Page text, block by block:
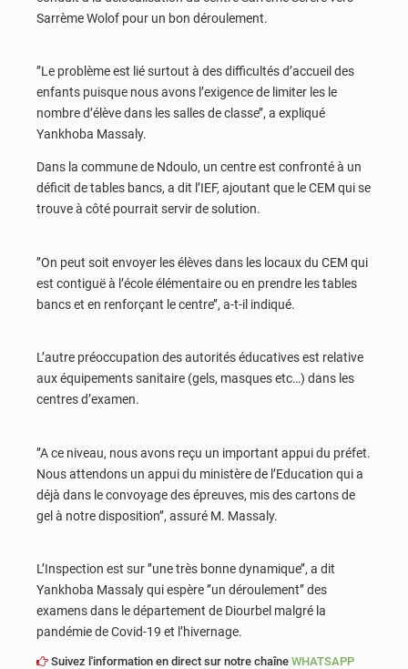
Sarrème Wolof pour un bon déroulement.
’’Le problème est lié surtout à des difficultés d’accueil des
enfants puisque nous avons l’exigence de limiter les le
nombre d’élève dans les salles de classe’’, a expliqué
Yankhoba Massaly.
Dans la commune de Ndoulo, un centre est confronté à un
déficit de tables bancs, a dit l’IEF, ajoutant que le CEM qui se
trouve à côté pourrait servir de solution.
’’On peut soit envoyer les élèves dans les locaux du CEM qui
est contiguë à l’école élémentaire ou en prendre les tables
bancs et en renforçant le centre’’, a-t-il indiqué.
L’autre préoccupation des autorités éducatives est relative
aux équipements sanitaire (gels, masques etc…) dans les
centres d’examen.
’’A ce niveau, nous avons reçu un important appui du préfet.
Nous attendons un appui du ministère de l’Education qui a
déjà dans le convoyage des épreuves, mis des cartons de
gel à notre disposition’’, assuré M. Massaly.
L’Inspection est sur ’’une très bonne dynamique’’, a dit
Yankhoba Massaly qui espère ’’un déroulement’’ des
examens dans le département de Diourbel malgré la
pandémie de Covid-19 et l’hivernage.
Suivez l'information en direct sur notre chaîne WHATSAPP